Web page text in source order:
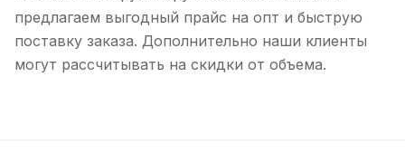
предлагаем выгодный прайс на опт и быструю
поставку заказа. Дополнительно наши клиенты
могут рассчитывать на скидки от объема.